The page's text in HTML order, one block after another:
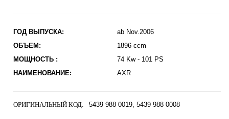
ГОД ВЫПУСКА:
ab Nov.2006
ОБЪЕМ:
1896 ccm
МОЩНОСТЬ :
74 Kw - 101 PS
НАИМЕНОВАНИЕ:
AXR
ОРИГИНАЛЬНЫЙ КОД: 5439 988 0019 5439 988 0008